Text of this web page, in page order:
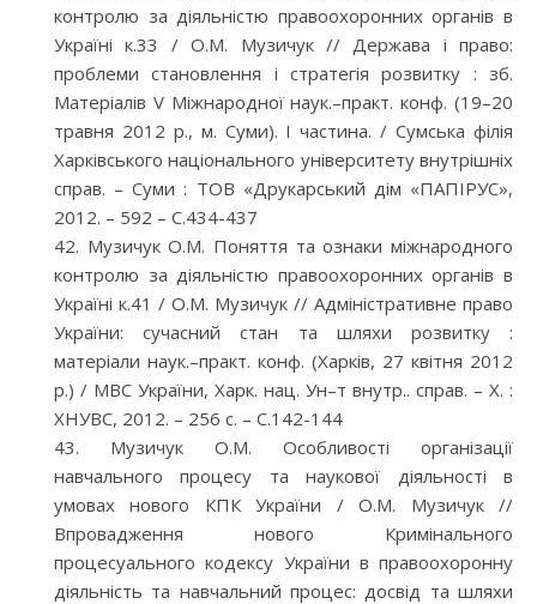
контролю за діяльністю правоохоронних органів в
Україні к.33 / О.М. Музичук // Держава і право:
проблеми становлення і стратегія розвитку : зб.
Матеріалів V Міжнародної наук.–практ. конф. (19–20
травня 2012 р., м. Суми). І частина. / Сумська філія
Харківського національного університету внутрішніх
справ. – Суми : ТОВ «Друкарський дім «ПАПІРУС»,
2012. – 592 – С.434-437
Музичук О.М. Поняття та ознаки міжнародного
контролю за діяльністю правоохоронних органів в
Україні к.41 / О.М. Музичук // Адміністративне право
України: сучасний стан та шляхи розвитку :
матеріали наук.–практ. конф. (Харків, 27 квітня 2012
р.) / МВС України, Харк. нац. Ун–т внутр.. справ. – Х. :
ХНУВС, 2012. – 256 с. – С.142-144
Музичук О.М. Особливості організації
навчального процесу та наукової діяльності в
умовах нового КПК України / О.М. Музичук //
Впровадження нового Кримінального
процесуального кодексу України в правоохоронну
діяльність та навчальний процес: досвід та шляхи